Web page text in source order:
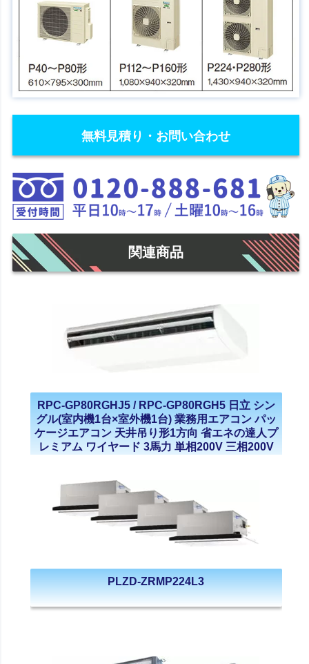
無料見積り・お問い合わせ
関連商品
RPC-GP80RGHJ5 / RPC-GP80RGH5 日立 シン
グル(室内機1台×室外機1台) 業務用エアコン パッ
ケージエアコン 天井吊り形1方向 省エネの達人プ
レミアム ワイヤード 3馬力 単相200V 三相200V
PLZD-ZRMP224L3